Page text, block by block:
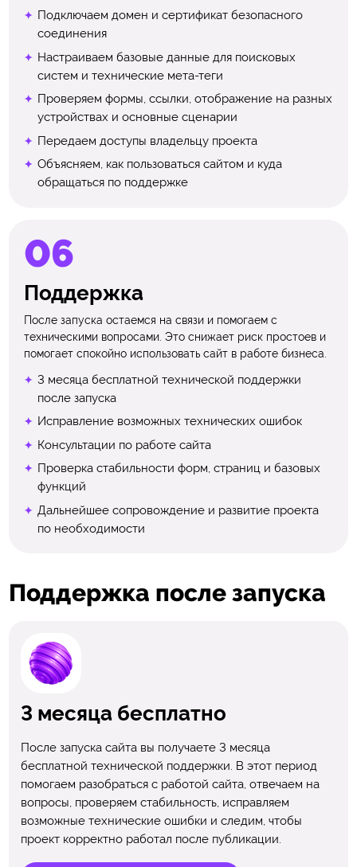
Подключаем домен и сертификат безопасного
соединения
Настраиваем базовые данные для поисковых
систем и технические мета-теги
Проверяем формы, ссылки, отображение на разных
устройствах и основные сценарии
Передаем доступы владельцу проекта
Объясняем, как пользоваться сайтом и куда
обращаться по поддержке
Поддержка
После запуска остаемся на связи и помогаем с
техническими вопросами. Это снижает риск простоев и
помогает спокойно использовать сайт в работе бизнеса.
3 месяца бесплатной технической поддержки
после запуска
Исправление возможных технических ошибок
Консультации по работе сайта
Проверка стабильности форм, страниц и базовых
функций
Дальнейшее сопровождение и развитие проекта
по необходимости
Поддержка после запуска
3 месяца бесплатно
После запуска сайта вы получаете 3 месяца
бесплатной технической поддержки. В этот период
помогаем разобраться с работой сайта, отвечаем на
вопросы, проверяем стабильность, исправляем
возможные технические ошибки и следим, чтобы
проект корректно работал после публикации.